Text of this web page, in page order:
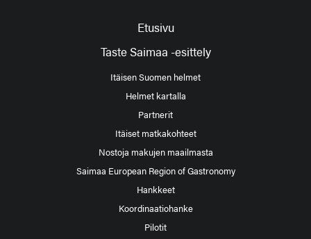
Etusivu
Taste Saimaa -esittely
Itäisen Suomen helmet
Helmet kartalla
Partnerit
Itäiset matkakohteet
Nostoja makujen maailmasta
Saimaa European Region of Gastronomy
Hankkeet
Koordinaatiohanke
Pilotit